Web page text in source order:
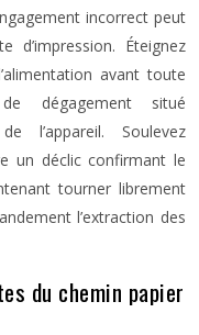
incorrect peut
d’impression. Éteignez
avant toute
dégagement situé
l’appareil. Soulevez
un déclic confirmant le
tourner librement
l’extraction des
du chemin papier